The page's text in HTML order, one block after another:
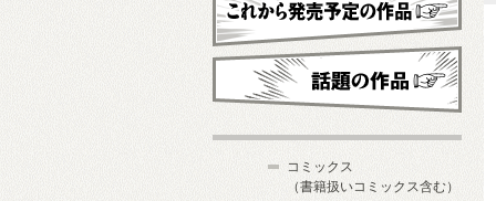
これから発売予定
コミックス
（書籍扱いコミックス含む）